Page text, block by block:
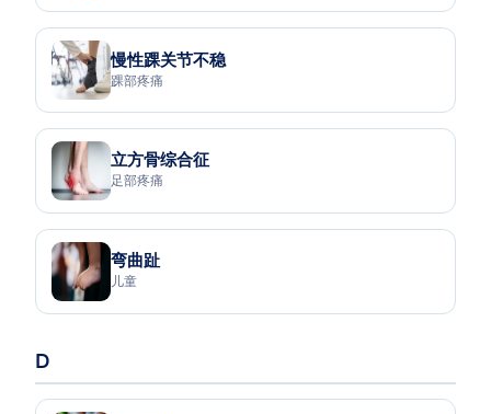
慢性踝关节不稳
踝部疼痛
立方骨综合征
足部疼痛
弯曲趾
儿童
D